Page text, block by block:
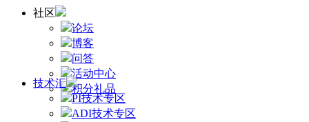
社区
论坛
博客
问答
活动中心
积分礼品
技术汇
PI技术专区
ADI技术专区